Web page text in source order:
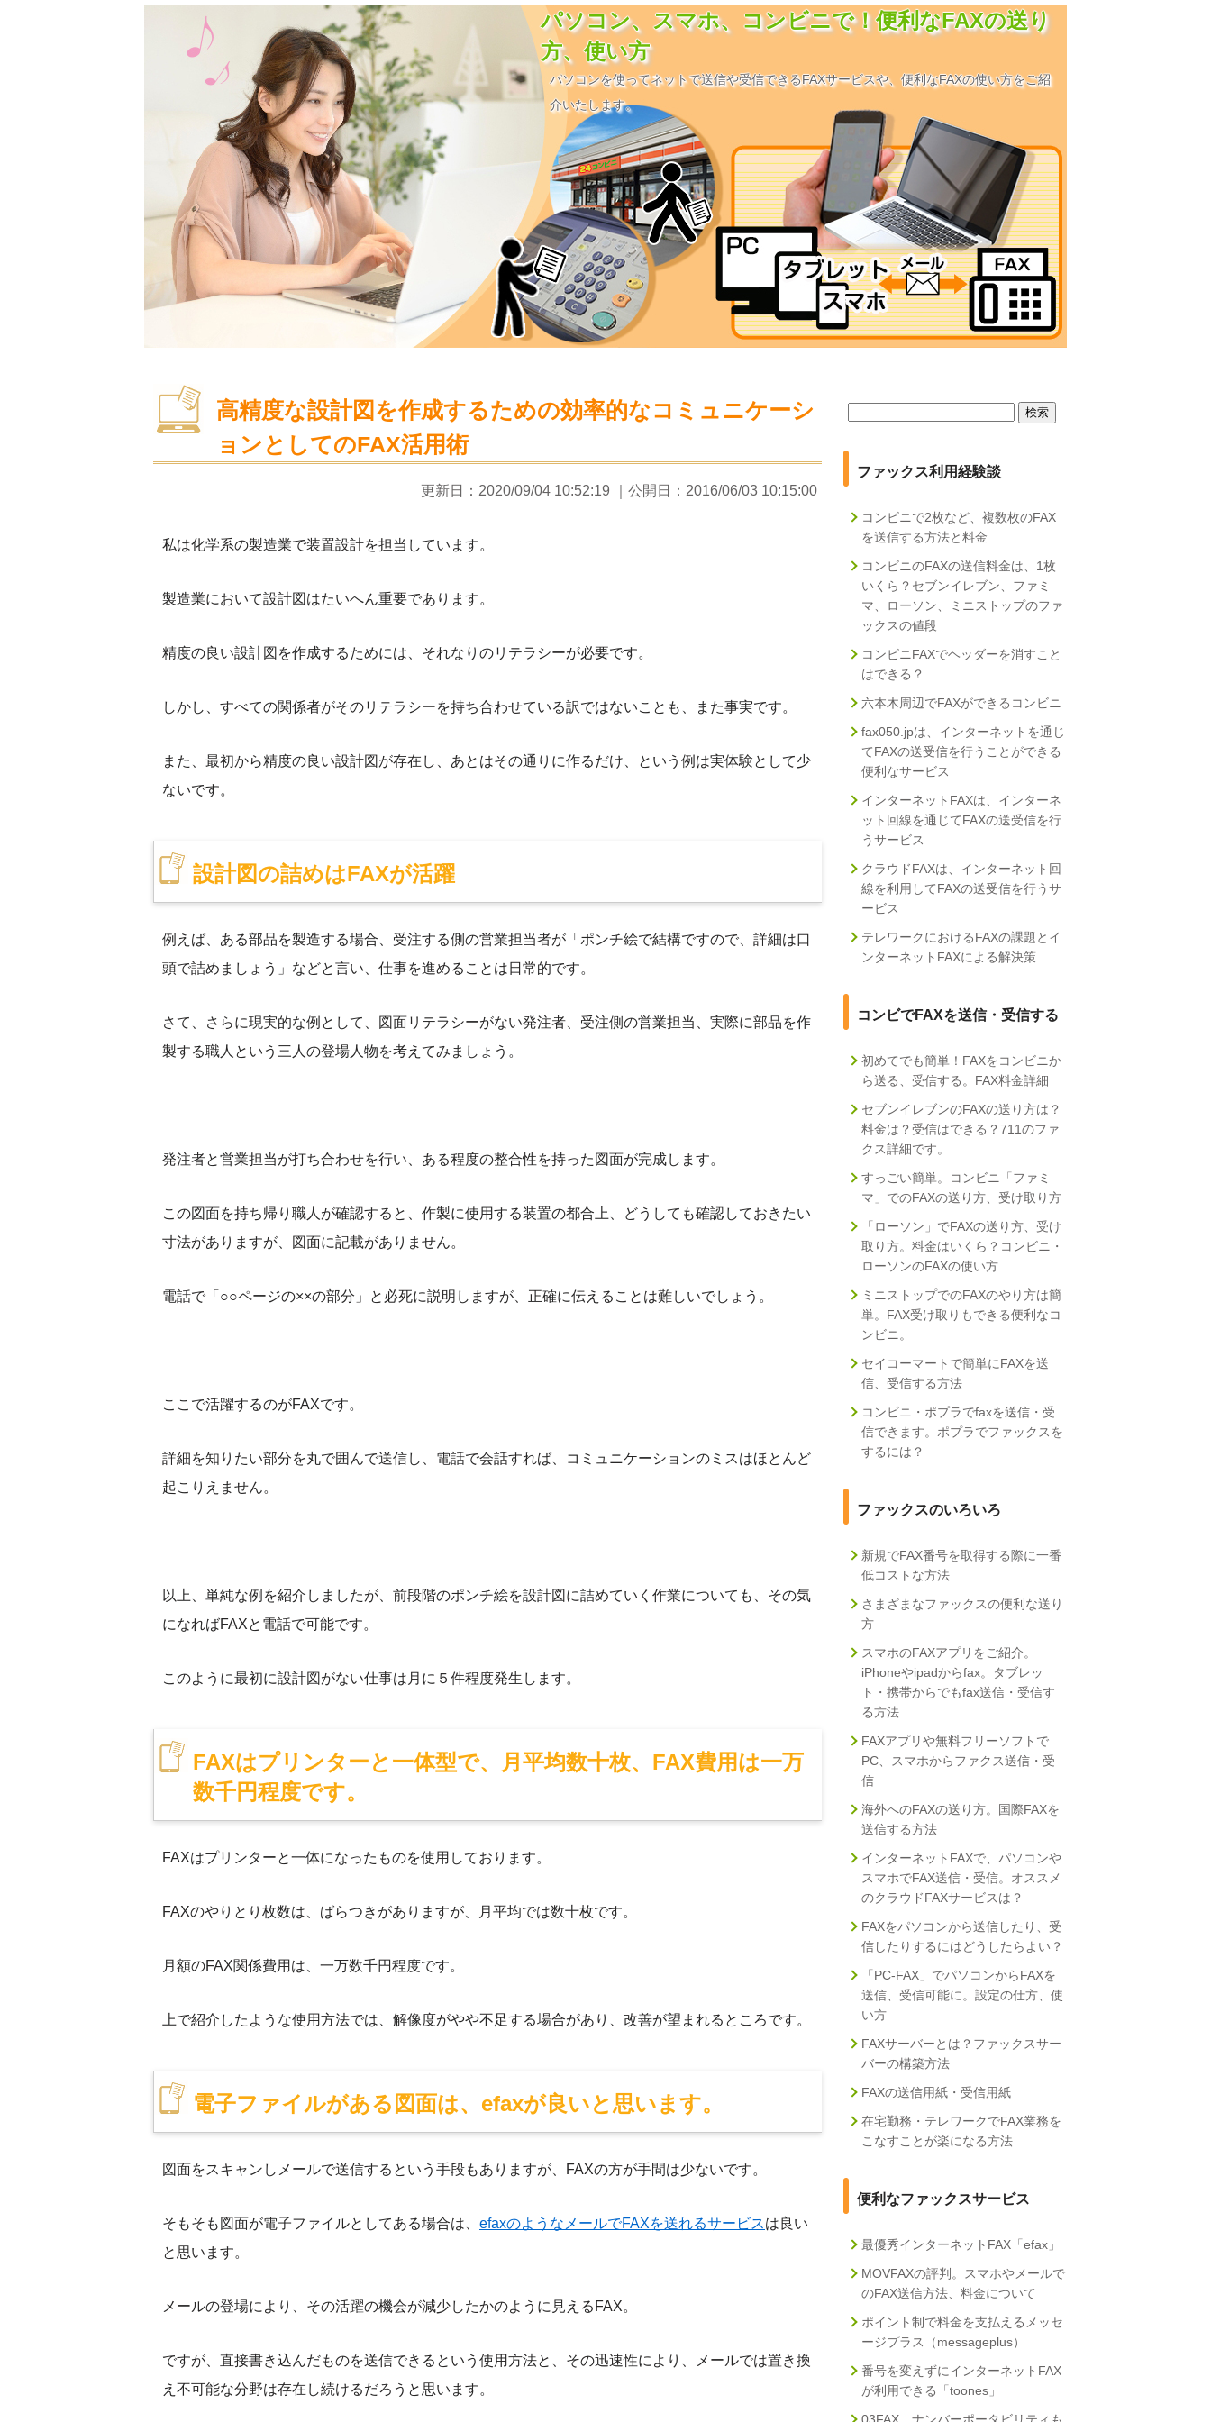
パソコン、スマホ、コンビニで！便利なFAXの送り
方、使い方
パソコンを使ってネットで送信や受信できるFAXサービスや、便利なFAXの使い方をご紹
介いたします。
高精度な設計図を作成するための効率的なコミュニケーシ
ョンとしてのFAX活用術
更新日： 2020/09/04 10:52:19 ｜公開日： 2016/06/03 10:15:00
私は化学系の製造業で装置設計を担当しています。
製造業において設計図はたいへん重要であります。
精度の良い設計図を作成するためには、それなりのリテラシーが必要です。
しかし、すべての関係者がそのリテラシーを持ち合わせている訳ではないことも、また事実です。
また、最初から精度の良い設計図が存在し、あとはその通りに作るだけ、という例は実体験として少
ないです。
設計図の詰めはFAXが活躍
例えば、ある部品を製造する場合、受注する側の営業担当者が「ポンチ絵で結構ですので、詳細は口
頭で詰めましょう」などと言い、仕事を進めることは日常的です。
さて、さらに現実的な例として、図面リテラシーがない発注者、受注側の営業担当、実際に部品を作
製する職人という三人の登場人物を考えてみましょう。
発注者と営業担当が打ち合わせを行い、ある程度の整合性を持った図面が完成します。
この図面を持ち帰り職人が確認すると、作製に使用する装置の都合上、どうしても確認しておきたい
寸法がありますが、図面に記載がありません。
電話で「○○ページの××の部分」と必死に説明しますが、正確に伝えることは難しいでしょう。
ここで活躍するのがFAXです。
詳細を知りたい部分を丸で囲んで送信し、電話で会話すれば、コミュニケーションのミスはほとんど
起こりえません。
以上、単純な例を紹介しましたが、前段階のポンチ絵を設計図に詰めていく作業についても、その気
になればFAXと電話で可能です。
このように最初に設計図がない仕事は月に５件程度発生します。
FAXはプリンターと一体型で、月平均数十枚、FAX費用は一万
数千円程度です。
FAXはプリンターと一体になったものを使用しております。
FAXのやりとり枚数は、ばらつきがありますが、月平均では数十枚です。
月額のFAX関係費用は、一万数千円程度です。
上で紹介したような使用方法では、解像度がやや不足する場合があり、改善が望まれるところです。
電子ファイルがある図面は、efaxが良いと思います。
図面をスキャンしメールで送信するという手段もありますが、FAXの方が手間は少ないです。
そもそも図面が電子ファイルとしてある場合は、 efaxのようなメールでFAXを送れるサービスは良い
と思います。
メールの登場により、その活躍の機会が減少したかのように見えるFAX。
ですが、直接書き込んだものを送信できるという使用方法と、その迅速性により、メールでは置き換
え不可能な分野は存在し続けるだろうと思います。
ファックス利用経験談
コンビニで2枚など、複数枚のFAX
を送信する方法と料金
コンビニのFAXの送信料金は、1枚
いくら？セブンイレブン、ファミ
マ、ローソン、ミニストップのファ
ックスの値段
コンビニFAXでヘッダーを消すこと
はできる？
六本木周辺でFAXができるコンビニ
fax050.jpは、インターネットを通じ
てFAXの送受信を行うことができる
便利なサービス
インターネットFAXは、インターネ
ット回線を通じてFAXの送受信を行
うサービス
クラウドFAXは、インターネット回
線を利用してFAXの送受信を行うサ
ービス
テレワークにおけるFAXの課題とイ
ンターネットFAXによる解決策
コンビでFAXを送信・受信する
初めてでも簡単！FAXをコンビニか
ら送る、受信する。FAX料金詳細
セブンイレブンのFAXの送り方は？
料金は？受信はできる？711のファ
クス詳細です。
すっごい簡単。コンビニ「ファミ
マ」でのFAXの送り方、受け取り方
「ローソン」でFAXの送り方、受け
取り方。料金はいくら？コンビニ・
ローソンのFAXの使い方
ミニストップでのFAXのやり方は簡
単。FAX受け取りもできる便利なコ
ンビニ。
セイコーマートで簡単にFAXを送
信、受信する方法
コンビニ・ポプラでfaxを送信・受
信できます。ポプラでファックスを
するには？
ファックスのいろいろ
新規でFAX番号を取得する際に一番
低コストな方法
さまざまなファックスの便利な送り
方
スマホのFAXアプリをご紹介。
iPhoneやipadからfax。タブレッ
ト・携帯からでもfax送信・受信す
る方法
FAXアプリや無料フリーソフトで
PC、スマホからファクス送信・受
信
海外へのFAXの送り方。国際FAXを
送信する方法
インターネットFAXで、パソコンや
スマホでFAX送信・受信。オススメ
のクラウドFAXサービスは？
FAXをパソコンから送信したり、受
信したりするにはどうしたらよい？
「PC-FAX」でパソコンからFAXを
送信、受信可能に。設定の仕方、使
い方
FAXサーバーとは？ファックスサー
バーの構築方法
FAXの送信用紙・受信用紙
在宅勤務・テレワークでFAX業務を
こなすことが楽になる方法
便利なファックスサービス
最優秀インターネットFAX「efax」
MOVFAXの評判。スマホやメールで
のFAX送信方法、料金について
ポイント制で料金を支払えるメッセ
ージプラス（messageplus）
番号を変えずにインターネットFAX
が利用できる「toones」